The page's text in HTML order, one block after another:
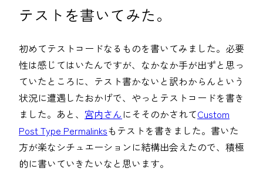
テストを書いてみた。
初めてテストコードなるものを書いてみました。必要
性は感じてはいたんですが、なかなか手が出ずと思っ
ていたところに、テスト書かないと訳わからんという
状況に遭遇したおかげで、やっとテストコードを書き
ました。あと、 宮内さん にそそのかされてCustom
Post Type Permalinksもテストを書きました。書いた
方が楽なシチュエーションに結構出会えたので、積極
的に書いていきたいなと思います。